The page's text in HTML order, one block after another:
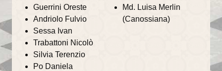
La Cappella Musicale
Il Duomo racconta...
Informazioni utili
Guerrini Oreste
Andriolo Fulvio
Sessa Ivan
Trabattoni Nicolò
Silvia Terenzio
Po Daniela
Md. Luisa Merlin
(Canossiana)